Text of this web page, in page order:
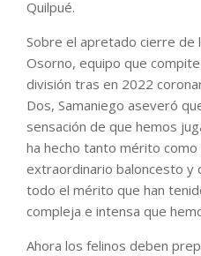
Quilpué.
Sobre el apretado cierre de
Osorno, equipo que
división tras en 2022
Dos, Samaniego aseveró
sensación de que hemos
ha hecho tanto mérito
extraordinario baloncesto y
todo el mérito que han
compleja e intensa que
Ahora los felinos deben